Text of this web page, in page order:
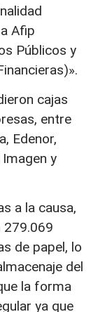
Afip
Públicos y
cajas
entre
Edenor,
y
a la causa,
279.069
de papel, lo
del
la forma
ya que